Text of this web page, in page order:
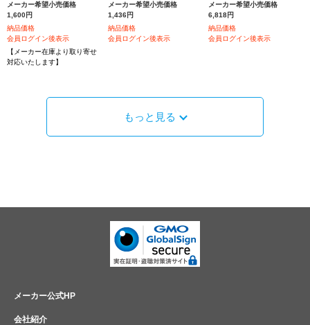
メーカー希望小売価格
1,600円
納品価格
会員ログイン後表示
【メーカー在庫より取り寄せ
対応いたします】
メーカー希望小売価格
1,436円
納品価格
会員ログイン後表示
メーカー希望小売価格
6,818円
納品価格
会員ログイン後表示
もっと見る
メーカー公式HP
会社紹介